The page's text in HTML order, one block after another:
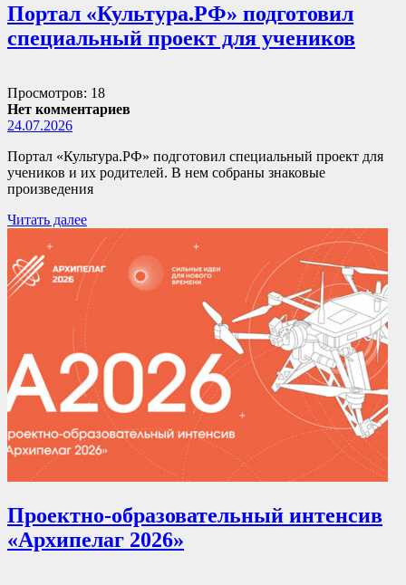
Портал «Культура.РФ» подготовил
специальный проект для учеников
Просмотров: 18
Нет комментариев
24.07.2026
Портал «Культура.РФ» подготовил специальный проект для
учеников и их родителей. В нем собраны знаковые
произведения
Читать далее
Проектно-образовательный интенсив
«Архипелаг 2026»